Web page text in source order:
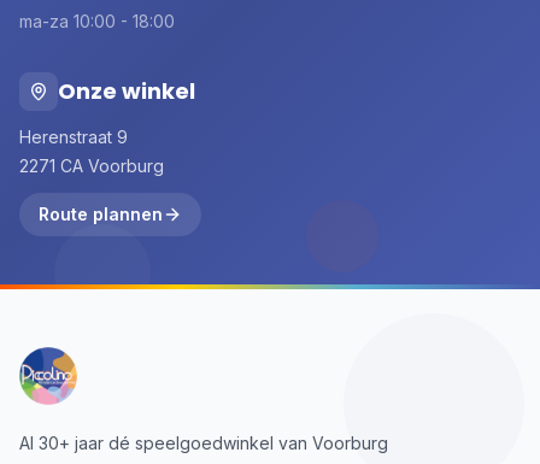
ma-za 10:00 - 18:00
Onze winkel
Herenstraat 9
2271 CA Voorburg
Route plannen
Al 30+ jaar dé speelgoedwinkel van Voorburg